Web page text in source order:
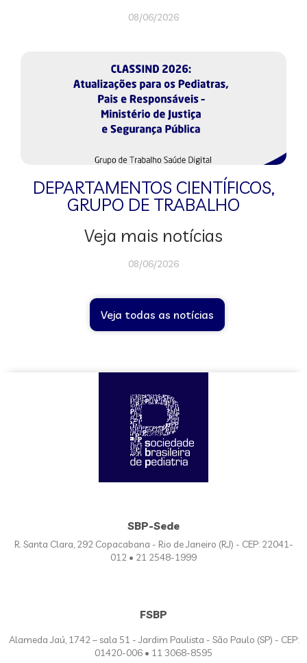
08/06/2026
DEPARTAMENTOS CIENTÍFICOS,
GRUPO DE TRABALHO
Veja mais notícias
08/06/2026
Veja todas as notícias
SBP-Sede
R. Santa Clara, 292 Copacabana - Rio de Janeiro (RJ) - CEP: 22041-
012 • 21 2548-1999
FSBP
Alameda Jaú, 1742 – sala 51 - Jardim Paulista - São Paulo (SP) - CEP:
01420-006 • 11 3068-8595